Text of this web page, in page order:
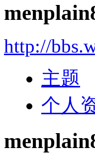
http://
主题
个人